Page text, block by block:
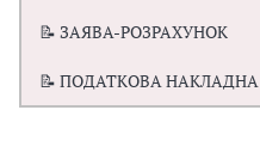
📝 ЗАЯВА-РОЗРАХУНОК
📝 ПОДАТКОВА НАКЛАДНА